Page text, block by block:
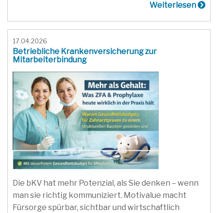
Weiterlesen
17.04.2026
Betriebliche Krankenversicherung zur
Mitarbeiterbindung
Die bKV hat mehr Potenzial, als Sie denken – wenn
man sie richtig kommuniziert. Motivalue macht
Fürsorge spürbar, sichtbar und wirtschaftlich